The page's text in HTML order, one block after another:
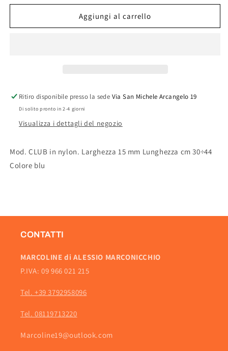
per
CLUB
per
COLLARE
CLUB
Aggiungi al carrello
Ritiro disponibile presso la sede Via San Michele Arcangelo 19
Di solito pronto in 2-4 giorni
Visualizza i dettagli del negozio
Mod. CLUB in nylon. Larghezza 15 mm Lunghezza cm 30÷44
Colore blu
CONTATTI
MARCOLINE di ALESSIO MARCONICCHIO
P.IVA: 09 966 021 215
Tel. +39 3792958096
Tel. 08119713220
Marcoline19@outlook.com